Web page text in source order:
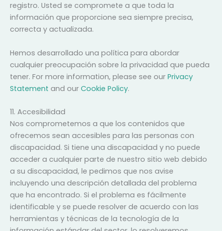
registro. Usted se compromete a que toda la
información que proporcione sea siempre precisa,
correcta y actualizada.
Hemos desarrollado una política para abordar
cualquier preocupación sobre la privacidad que pueda
tener. For more information, please see our Privacy
Statement and our Cookie Policy.
11. Accesibilidad
Nos comprometemos a que los contenidos que
ofrecemos sean accesibles para las personas con
discapacidad. Si tiene una discapacidad y no puede
acceder a cualquier parte de nuestro sitio web debido
a su discapacidad, le pedimos que nos avise
incluyendo una descripción detallada del problema
que ha encontrado. Si el problema es fácilmente
identificable y se puede resolver de acuerdo con las
herramientas y técnicas de la tecnología de la